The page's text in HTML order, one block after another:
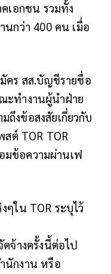
เอกชน รวมทั้ง
นกว่า 400 คน เมื่อ
คร สส.บัญชีรายชื่อ
ะทำงานผู้นำฝ่าย
ถึงข้อสงสัยเกี่ยวกับ
สต์ TOR TOR
มข้อความผ่านเฟ
ๆใน TOR ระบุไว้
จ้างครั้งนี้ต่อไป
นักงาน หรือ